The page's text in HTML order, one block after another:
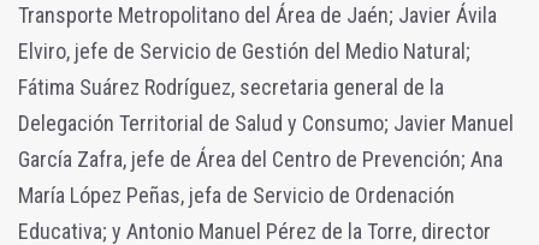
Transporte Metropolitano del Área de Jaén; Javier Ávila
Elviro, jefe de Servicio de Gestión del Medio Natural;
Fátima Suárez Rodríguez, secretaria general de la
Delegación Territorial de Salud y Consumo; Javier Manuel
García Zafra, jefe de Área del Centro de Prevención; Ana
María López Peñas, jefa de Servicio de Ordenación
Educativa; y Antonio Manuel Pérez de la Torre, director